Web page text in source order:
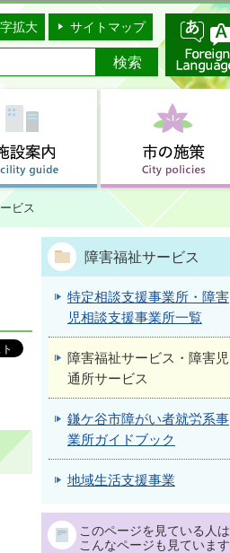
拡大 サイトマップ
ビス
障害福祉サービス
特定相談支援事業所・障害
児相談支援事業所一覧
障害福祉サービス・障害児
通所サービス
鎌ケ谷市障がい者就労系事
業所ガイドブック
地域生活支援事業
このページを見ている人は
こんなページも見ています